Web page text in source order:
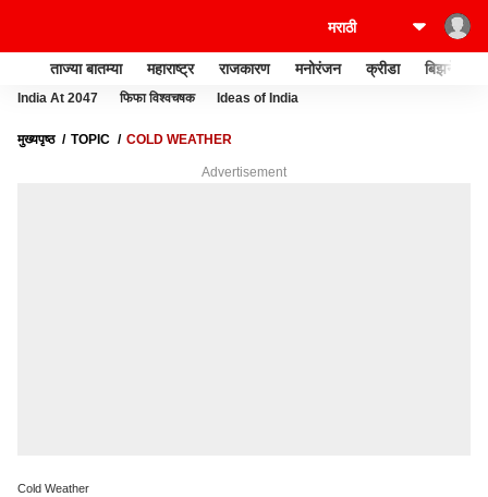
ताज्या बातम्या महाराष्ट्र राजकारण मनोरंजन क्रीडा बिझनेस
India At 2047 फिफा विश्वचषक Ideas of India
मुख्यपृष्ठ TOPIC COLD WEATHER
Advertisement
Cold Weather